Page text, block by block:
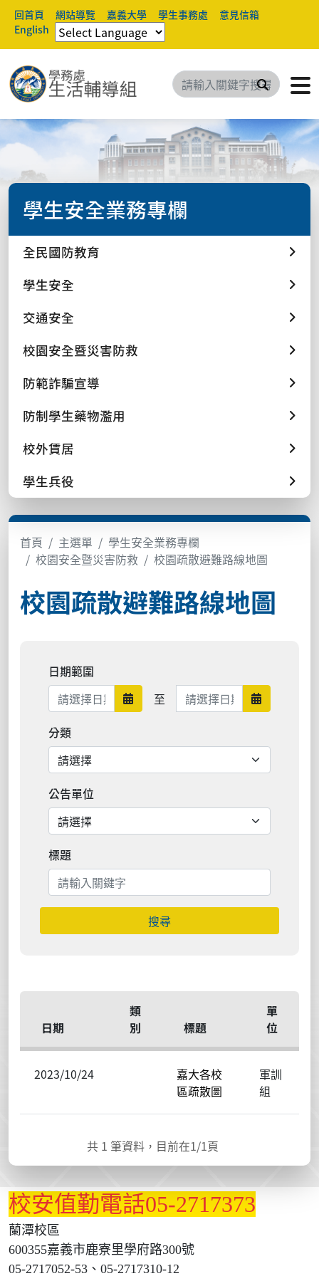
回首頁 網站導覽 嘉義大學 學生事務處
意見信箱
English
搜尋
學生安全業務專欄
全民國防教育
學生安全
交通安全
校園安全暨災害防救
防範詐騙宣導
防制學生藥物濫用
校外賃居
學生兵役
首頁 主選單
學生安全業務專欄
校園安全暨災害防救
校園疏散避難路線地圖
校園疏散避難路線地圖
日期範圍
日期範圍開始
至 日期範圍結束 日期範圍
分類
公告單位
標題
搜尋
日期
類
別
標題
單
位
2023/10/24
嘉大各校
區疏散圖
軍訓
組
共 1 筆資料，目前在1/1頁
校安值勤電話05-2717373
蘭潭校區
600355嘉義市鹿寮里學府路300號
05-2717052-53、05-2717310-12